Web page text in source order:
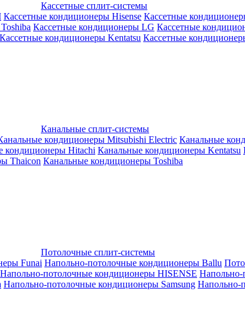
Кассетные сплит-системы
Кассетные кондиционеры Hisense Кассетные
Кассетные кондиционеры LG Кассетные
Кассетные кондиционеры Kentatsu Кассетные
Канальные сплит-системы
кондиционеры Mitsubishi Electric Канальные
кондиционеры Hitachi Канальные кондиционеры Kentatsu
Thaicon Канальные кондиционеры Toshiba
Потолочные сплит-системы
Funai Напольно-потолочные кондиционеры Ballu
Напольно-потолочные кондиционеры HISENSE Напольно-
Напольно-потолочные кондиционеры Samsung Напольно-